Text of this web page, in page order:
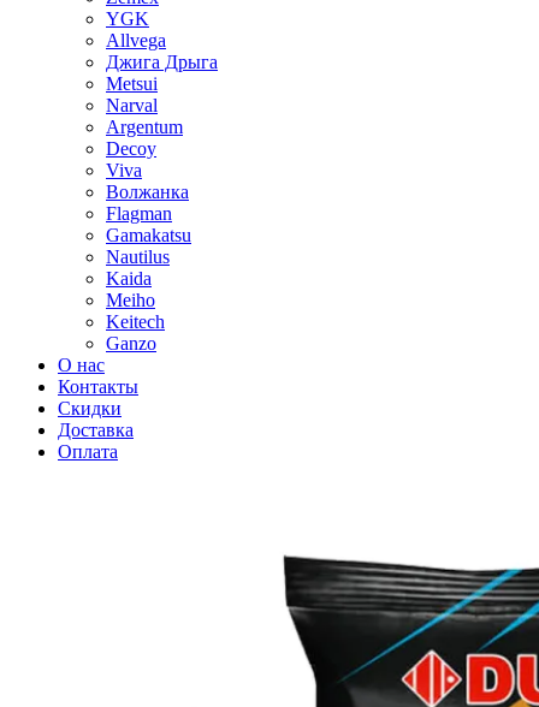
YGK
Allvega
Джига Дрыга
Metsui
Narval
Argentum
Decoy
Viva
Волжанка
Flagman
Gamakatsu
Nautilus
Kaida
Meiho
Keitech
Ganzo
О нас
Контакты
Скидки
Доставка
Оплата